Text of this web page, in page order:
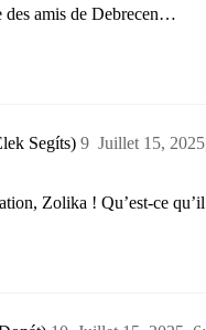
des amis de Debrecen…
Segíts) Juillet 15,
9
Zolika ! Qu’est-ce